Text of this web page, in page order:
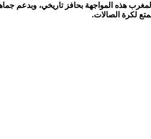
هذه المواجهة بحافز تاريخي، وبدعم
لكرة الصالات.